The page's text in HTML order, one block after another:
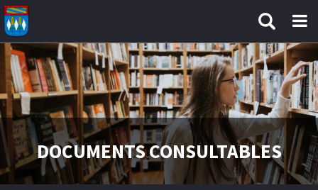
Aller au contenu principal
DOCUMENTS CONSULTABLES